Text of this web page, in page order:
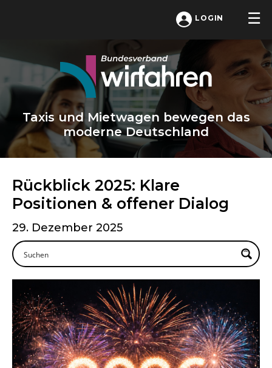
LOGIN
Taxis und Mietwagen bewegen das
moderne Deutschland
Rückblick 2025: Klare
Positionen & offener Dialog
29. Dezember 2025